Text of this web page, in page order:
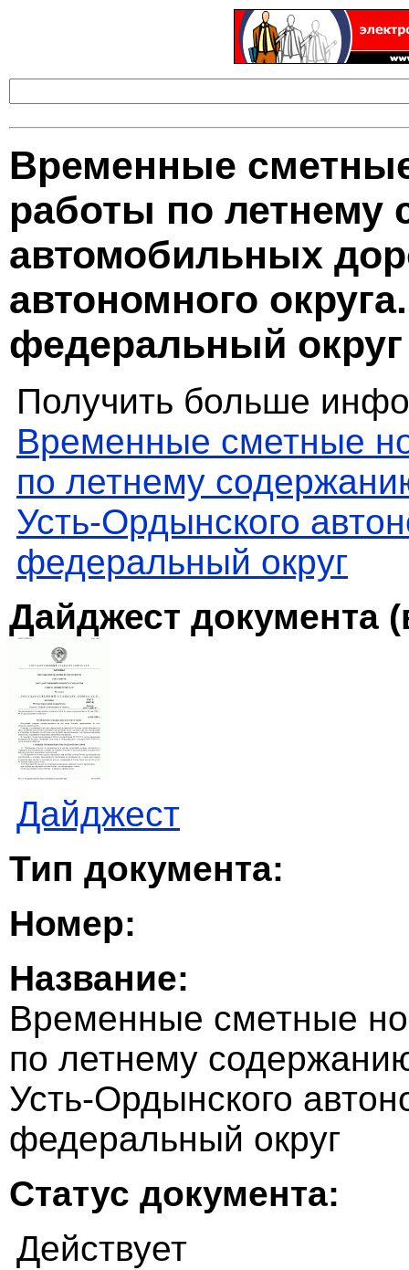
Временные
работы по летнему
автомобильных
автономного
федеральный округ
Получить больше
Временные сметные
по летнему
Усть-Ордынского
федеральный округ
Дайджест документа
Дайджест
Тип документа:
Номер:
Название:
Временные сметные
по летнему
Усть-Ордынского
федеральный округ
Статус документа:
Действует